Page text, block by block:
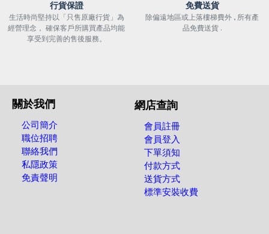
行貨保證
生活時尚堅持以「只售原廠行貨」為
經營理念， 確保客戶所購買產品均能
享受到完善的售後服務。
免費送貨
除偏遠地區或上落樓梯費外 , 所有產
品免費送貨 .
關於我們
公司簡介
職位招聘
聯絡我們
私隱政策
免責聲明
網店查詢
會員註冊
會員登入
下單須知
付款方式
送貨方式
標準安裝收費